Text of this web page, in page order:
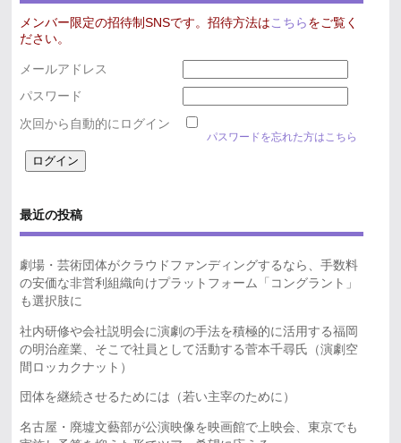
メンバー限定の招待制SNSです。招待方法は こちら をご覧く
ださい。
メールアドレス
パスワード
次回から自動的にログイン
パスワードを忘れた方はこちら
最近の投稿
劇場・芸術団体がクラウドファンディングするなら、手数料
の安価な非営利組織向けプラットフォーム「コングラント」
も選択肢に
社内研修や会社説明会に演劇の手法を積極的に活用する福岡
の明治産業、そこで社員として活動する菅本千尋氏（演劇空
間ロッカクナット）
団体を継続させるためには（若い主宰のために）
名古屋・廃墟文藝部が公演映像を映画館で上映会、東京でも